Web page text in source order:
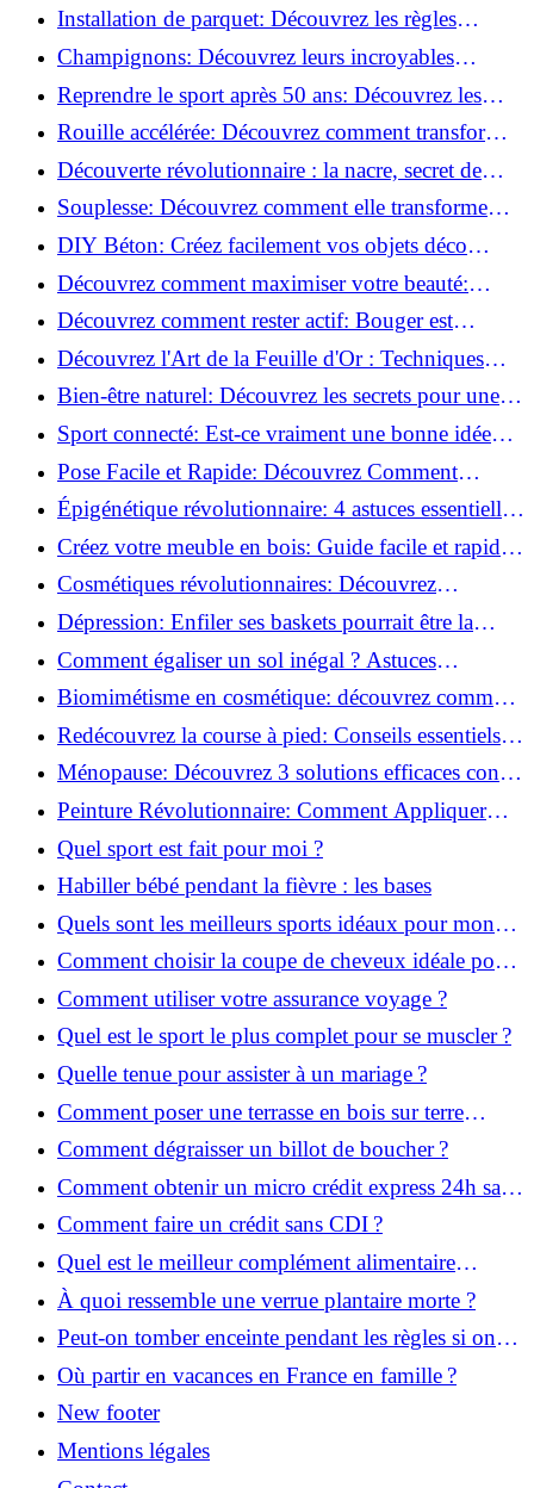
de blessure: Techniques et conseils sûrs!
Installation de parquet: Découvrez les règles
essentielles à respecter!
Champignons: Découvrez leurs incroyables
pouvoirs antioxydants!
Reprendre le sport après 50 ans: Découvrez les
meilleures méthodes!
Rouille accélérée: Découvrez comment transformer
la corrosion en déco tendance!
Découverte révolutionnaire : la nacre, secret de
régénération inouï !
Souplesse: Découvrez comment elle transforme
votre performance sportive!
DIY Béton: Créez facilement vos objets déco
tendance!
Découvrez comment maximiser votre beauté:
Astuces et secrets révélés!
Découvrez comment rester actif: Bouger est
toujours possible!
Découvrez l'Art de la Feuille d'Or : Techniques
Incontournables pour Réussir!
Bien-être naturel: Découvrez les secrets pour une
vie saine!
Sport connecté: Est-ce vraiment une bonne idée
pour vous?
Pose Facile et Rapide: Découvrez Comment
Monter des Carreaux de Béton Cellulaire!
Épigénétique révolutionnaire: 4 astuces essentielles
pour transformer votre bien-être!
Créez votre meuble en bois: Guide facile et rapide
pour débutants!
Cosmétiques révolutionnaires: Découvrez
comment les fermes verticales transforment la
beauté!
Dépression: Enfiler ses baskets pourrait être la
solution!
Comment égaliser un sol inégal ? Astuces
infaillibles pour réussir !
Biomimétisme en cosmétique: découvrez comment
la nature inspire l'avenir des soins beauté!
Redécouvrez la course à pied: Conseils essentiels
pour reprendre!
Ménopause: Découvrez 3 solutions efficaces contre
les bouffées de chaleur!
Peinture Révolutionnaire: Comment Appliquer
Deux Couleurs Sur Une Porte!
Quel sport est fait pour moi ?
Habiller bébé pendant la fièvre : les bases
Quels sont les meilleurs sports idéaux pour mon
enfant ?
Comment choisir la coupe de cheveux idéale pour
votre visage ?
Comment utiliser votre assurance voyage ?
Quel est le sport le plus complet pour se muscler ?
Quelle tenue pour assister à un mariage ?
Comment poser une terrasse en bois sur terre
battue ?
Comment dégraisser un billot de boucher ?
Comment obtenir un micro crédit express 24h sans
justificatif ?
Comment faire un crédit sans CDI ?
Quel est le meilleur complément alimentaire
cheveux efficace ? Notre avis dans cet article
À quoi ressemble une verrue plantaire morte ?
Peut-on tomber enceinte pendant les règles si on
prend la pilule ?
Où partir en vacances en France en famille ?
New footer
Mentions légales